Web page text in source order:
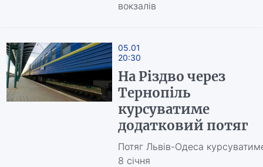
вокзалів
05.01
20:30
На Різдво через
Тернопіль
курсуватиме
додатковий потяг
Потяг Львів-Одеса
8 січня